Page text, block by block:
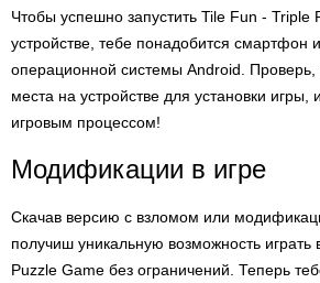
Чтобы успешно запустить Tile Fun - Triple
устройстве, тебе понадобится смартфон
операционной системы Android. Проверь,
места на устройстве для установки игры,
игровым процессом!
Модификации в игре
Скачав версию с взломом или
получиш уникальную возможность играть
Puzzle Game без ограничений. Теперь